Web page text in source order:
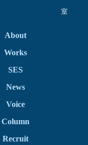
室
About
Works
SES
News
Voice
Column
Recruit